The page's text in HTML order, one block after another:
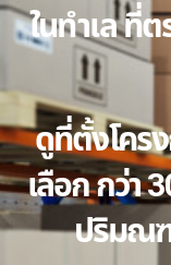
ในทำเล ที่
ดูที่ตั้งโคร
เลือก กว่า
ปริมณ